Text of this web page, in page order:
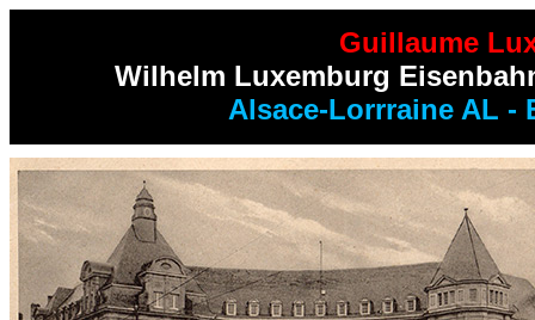
Guillaume
Wilhelm Luxemburg
Alsace-Lorrraine AL -